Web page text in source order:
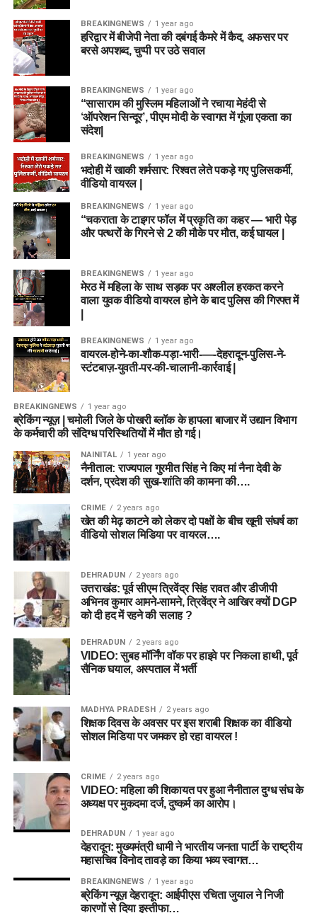
BREAKINGNEWS 1 year ago
हरिद्वार में बीजेपी नेता की दबंगई कैमरे में कैद, अफसर पर
बरसे अपशब्द, चुप्पी पर उठे सवाल
BREAKINGNEWS 1 year ago
“सासाराम की मुस्लिम महिलाओं ने रचाया मेहंदी से
‘ऑपरेशन सिन्दूर’, पीएम मोदी के स्वागत में गूंजा एकता का
संदेश|
BREAKINGNEWS 1 year ago
भदोही में खाकी शर्मसार: रिश्वत लेते पकड़े गए पुलिसकर्मी,
वीडियो वायरल |
BREAKINGNEWS 1 year ago
“चकराता के टाइगर फॉल में प्रकृति का कहर — भारी पेड़
और पत्थरों के गिरने से 2 की मौके पर मौत, कई घायल |
BREAKINGNEWS 1 year ago
मेरठ में महिला के साथ सड़क पर अश्लील हरकत करने
वाला युवक वीडियो वायरल होने के बाद पुलिस की गिरफ्त में
BREAKINGNEWS 1 year ago
वायरल-होने-का-शौक-पड़ा-भारी-—-देहरादून-पुलिस-ने-
स्टंटबाज़-युवती-पर-की-चालानी-कार्रवाई |
BREAKINGNEWS 1 year ago
ब्रेकिंग न्यूज़ | चमोली जिले के पोखरी ब्लॉक के हापला बाजार में उद्यान विभाग
के कर्मचारी की संदिग्ध परिस्थितियों में मौत हो गई।
NAINITAL 1 year ago
नैनीताल: राज्यपाल गुरमीत सिंह ने किए मां नैना देवी के
दर्शन, प्रदेश की सुख-शांति की कामना की….
CRIME 2 years ago
खेत की मेढ़ काटने को लेकर दो पक्षों के बीच खूनी संघर्ष का
वीडियो सोशल मिडिया पर वायरल….
DEHRADUN 2 years ago
उत्तराखंड: पूर्व सीएम त्रिवेंद्र सिंह रावत और डीजीपी
अभिनव कुमार आमने-सामने, त्रिवेंद्र ने आखिर क्यों DGP
को दी हद में रहने की सलाह ?
DEHRADUN 2 years ago
VIDEO: सुबह मॉर्निंग वॉक पर हाइवे पर निकला हाथी, पूर्व
सैनिक घयाल, अस्पताल में भर्ती
MADHYA PRADESH 2 years ago
शिक्षक दिवस के अवसर पर इस शराबी शिक्षक का वीडियो
सोशल मिडिया पर जमकर हो रहा वायरल !
CRIME 2 years ago
VIDEO: महिला की शिकायत पर हुआ नैनीताल दुग्ध संघ के
अध्यक्ष पर मुकदमा दर्ज, दुष्कर्म का आरोप।
DEHRADUN 1 year ago
देहरादून: मुख्यमंत्री धामी ने भारतीय जनता पार्टी के राष्ट्रीय
महासचिव विनोद तावड़े का किया भव्य स्वागत…
BREAKINGNEWS 1 year ago
ब्रेकिंग न्यूज़ देहरादून: आईपीएस रचिता जुयाल ने निजी
कारणों से दिया इस्तीफा…